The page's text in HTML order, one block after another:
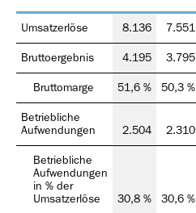
Umsatzerlöse 8.136 7.551
Bruttoergebnis 4.195 3.795
Bruttomarge 51,6 % 50,3 %
Betriebliche
Aufwendungen
2.504 2.310
Betriebliche
Aufwendungen
in % der
Umsatzerlöse
30,8 % 30,6 %